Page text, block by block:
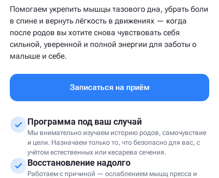
Помогаем укрепить мышцы тазового дна, убрать боли
в спине и вернуть лёгкость в движениях — когда
после родов вы хотите снова чувствовать себя
сильной, уверенной и полной энергии для заботы о
малыше и себе.
Записаться на приём
Программа под ваш случай
Мы внимательно изучаем историю родов, самочувствие
и цели. Назначаем только то, что безопасно для вас, с
учётом естественных или кесарева сечения.
Восстановление надолго
Работаем с причиной — ослаблением мышц пресса и